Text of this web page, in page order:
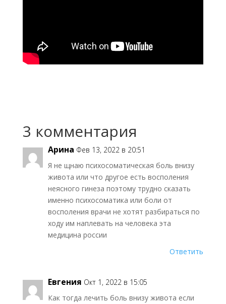
3 комментария
Арина Фев 13, 2022 в 20:51
Я не щнаю психосоматическая боль внизу
живота или что другое есть восполения
неясного гинеза поэтому трудно сказать
именно психосоматика или боли от
восполения врачи не хотят разбираться по
ходу им наплевать на человека эта
медицина россии
Ответить
Евгения Окт 1, 2022 в 15:05
Как тогда лечить боль внизу живота если